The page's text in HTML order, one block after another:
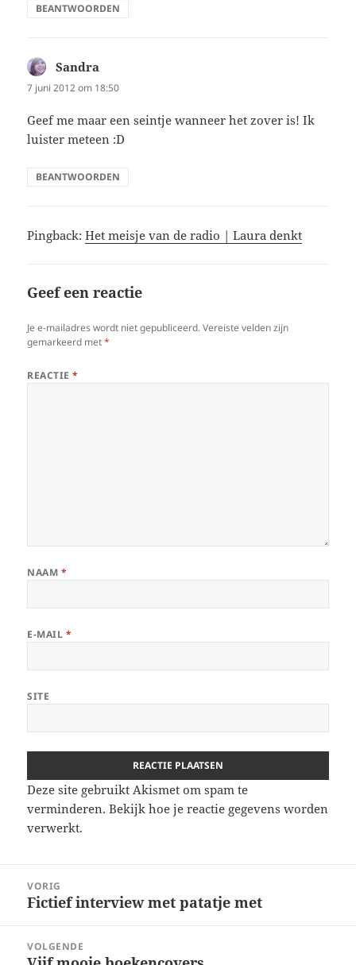
BEANTWOORDEN
Sandra
7 juni 2012 om 18:50
Geef me maar een seintje wanneer het zover is! Ik
luister meteen :D
BEANTWOORDEN
Pingback:Het meisje van de radio | Laura denkt
Geef een reactie
Je e-mailadres wordt niet gepubliceerd. Vereiste velden zijn
gemarkeerd met*
REACTIE*
NAAM *
E-MAIL *
SITE
Deze site gebruikt Akismet om spam te
verminderen.Bekijk hoe je reactie gegevens worden
verwerkt.
VORIG
Vorig
Fictief interview met patatje met
VOLGENDE